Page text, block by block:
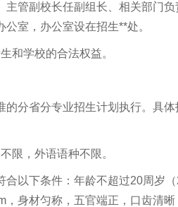
管副校长任副组长、相关部门负
室，办公室设在招生**处。
和学校的合法权益。
分省分专业招生计划执行。具体
限，外语语种不限。
以下条件：年龄不超过20周岁（
，身材匀称，五官端正，口齿清